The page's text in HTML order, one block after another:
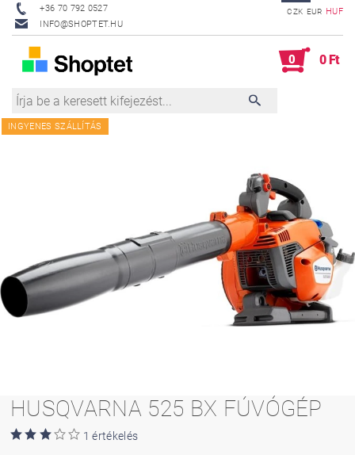
+36 70 792 0527
INFO@SHOPTET.HU
CZK EUR HUF
0 0 Ft
INGYENES SZÁLLÍTÁS
HUSQVARNA 525 BX FÚVÓGÉP
1 értékelés